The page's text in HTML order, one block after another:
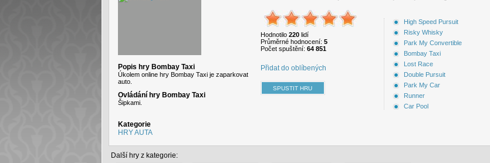
Popis hry Bombay Taxi
Úkolem online hry Bombay Taxi je zaparkovat
auto.
Ovládání hry Bombay Taxi
Šipkami.
Kategorie
HRY AUTA
Hodnotilo 220lidí
Průměrné hodnocení: 5
Počet spuštění: 64 851
Přidat do oblíbených
High Speed Pursuit
Risky Whisky
Park My Convertible
Bombay Taxi
Lost Race
Double Pursuit
Park My Car
Runner
Car Pool
Další hry z kategorie: